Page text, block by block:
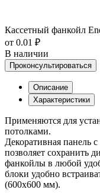
Кассетный фанкойл
от 0.01 ₽
В наличии
Проконсультироваться
Описание
Характеристики
Применяются для
потолками.
Декоративная
позволяет сохранить
фанкойлы в любой
блоки удобно
(600х600 мм).